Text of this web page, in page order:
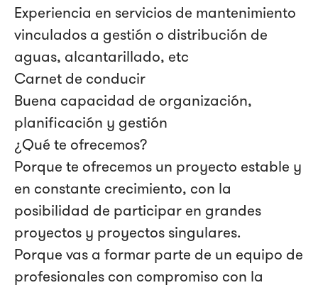
Experiencia en servicios de mantenimiento
vinculados a gestión o distribución de
aguas, alcantarillado, etc
Carnet de conducir
Buena capacidad de organización,
planificación y gestión
¿Qué te ofrecemos?
Porque te ofrecemos un proyecto estable y
en constante crecimiento, con la
posibilidad de participar en grandes
proyectos y proyectos singulares.
Porque vas a formar parte de un equipo de
profesionales con compromiso con la